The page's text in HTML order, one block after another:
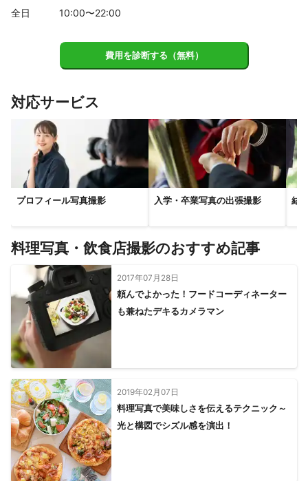
恐れ入りますがご負担願います。
・撮影のリクエストや修正など
柔軟に対応致します。
・PayPay支払い可能です。
・撮影したお写真をHP・SNS、ポップ等
印刷媒体等でサービス紹介や
ポートフォリオ、他のお客様の
イメージLOOK BOOKに数枚使用させて
頂く場合が御座います。
撮影は、幅広いジャンルの撮影に対応し
ご意向に合わせ納得のいく撮影を
より身近な価格で
良い写真をもっと身近に沢山残して
頂きたいと思っております。
ご納得・ご安心してご依頼頂けるよう
心掛けております。
どうぞお気軽に御依頼下さい。
ご興味を持って頂けましたら
トップのプロフィールも
どうぞご覧いただき
ご検討宜しく御願い致します。
= = = = = = = =
◾️ Profile
= = = = = = = =
山江村 錦町 球磨村
福岡県】
太宰府市 宇美町 篠栗町 大野城市
福津市
宗像市
うきは市
添田町 みやこ町 赤村
八女市
朝倉市
大任町 川崎町 苅田町 香春町
嘉麻市
田川市
糸田町 大刀洗町 福智町 桂川町
広川町
筑前町
久留米市 小郡市 飯塚市 直方市
小竹町
筑後市
北九州市 筑紫野市
宮若市
那珂川市
遠賀町 久山町 芦屋町 古賀市
岡垣町
長崎県 】
島原市 雲仙市 南島原市 諫早市 大村市
東彼杵町
波佐見町
川棚町 長与町 時津町 松浦市
佐々町
壱岐市 西海市
新上五島町
【佐賀県】
基山町 鳥栖市 みやき町 上峰町
神埼市
佐賀市 小城市 江北町 白石町
太良町
大町町
多久市 鹿島市 武雄市 嬉野市
伊万里市
有田町 玄海町
【宮崎県】
全日 10:00〜22:00
費用を診断する（無料）
対応サービス
プロフィール写真撮影 入学・卒業写真の出張撮影 結
料理写真・飲食店撮影のおすすめ記事
2017年07月28日
頼んでよかった！フードコーディネーター
も兼ねたデキるカメラマン
2019年02月07日
料理写真で美味しさを伝えるテクニック～
光と構図でシズル感を演出！